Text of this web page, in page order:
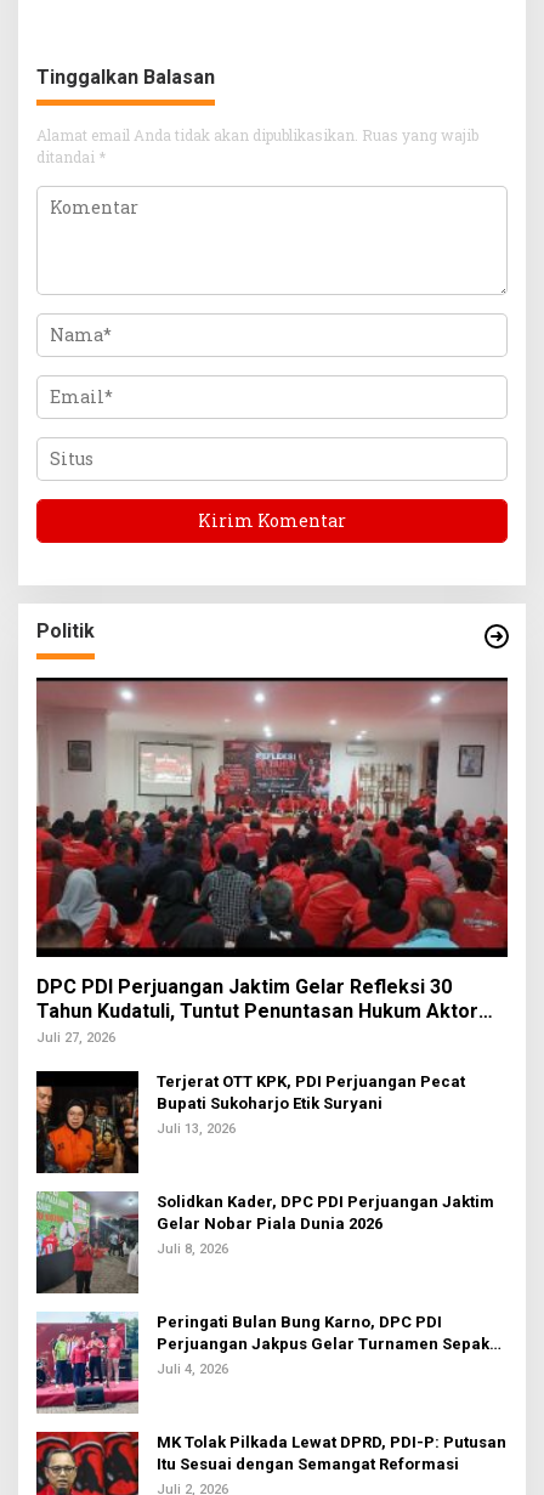
Tinggalkan Balasan
Alamat email Anda tidak akan dipublikasikan. Ruas yang wajib
ditandai *
Politik
DPC PDI Perjuangan Jaktim Gelar Refleksi 30
Tahun Kudatuli, Tuntut Penuntasan Hukum Aktor
Intelektual
Juli 27, 2026
Terjerat OTT KPK, PDI Perjuangan Pecat
Bupati Sukoharjo Etik Suryani
Juli 13, 2026
Solidkan Kader, DPC PDI Perjuangan Jaktim
Gelar Nobar Piala Dunia 2026
Juli 8, 2026
Peringati Bulan Bung Karno, DPC PDI
Perjuangan Jakpus Gelar Turnamen Sepak
Bola U-20
Juli 4, 2026
MK Tolak Pilkada Lewat DPRD, PDI-P: Putusan
Itu Sesuai dengan Semangat Reformasi
Juli 2, 2026